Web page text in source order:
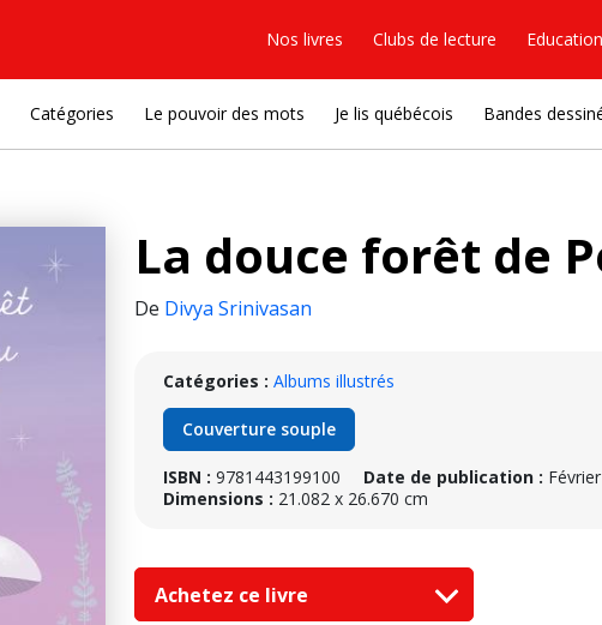
Nos livres Clubs de lecture Education
Catégories Le pouvoir des mots Je lis québécois Bandes
La douce forêt de
De Divya Srinivasan
Catégories : Albums illustrés
Couverture souple
ISBN : 9781443199100 Date de publication :
Dimensions : 21.082 x 26.670 cm
Achetez ce livre